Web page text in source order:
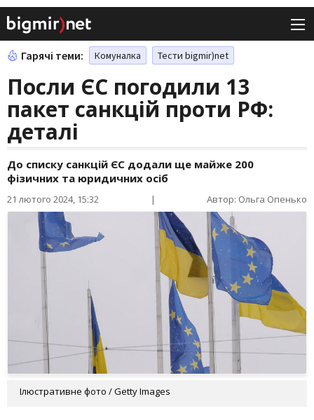
Гарячі теми: Комуналка Тести bigmir)net
Посли ЄС погодили 13
пакет санкцій проти РФ:
деталі
До списку санкцій ЄС додали ще майже 200
фізичних та юридичних осіб
21 лютого 2024, 15:32 | Автор: Ольга Опенько
Ілюстративне фото / Getty Images